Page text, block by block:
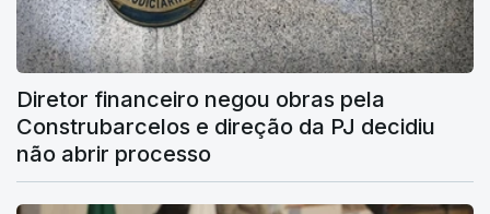
Diretor financeiro negou obras pela
Construbarcelos e direção da PJ decidiu
não abrir processo